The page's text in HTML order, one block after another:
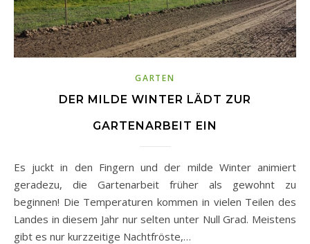
GARTEN
DER MILDE WINTER LÄDT ZUR
GARTENARBEIT EIN
Es juckt in den Fingern und der milde Winter animiert
geradezu, die Gartenarbeit früher als gewohnt zu
beginnen! Die Temperaturen kommen in vielen Teilen des
Landes in diesem Jahr nur selten unter Null Grad. Meistens
gibt es nur kurzzeitige Nachtfröste,…